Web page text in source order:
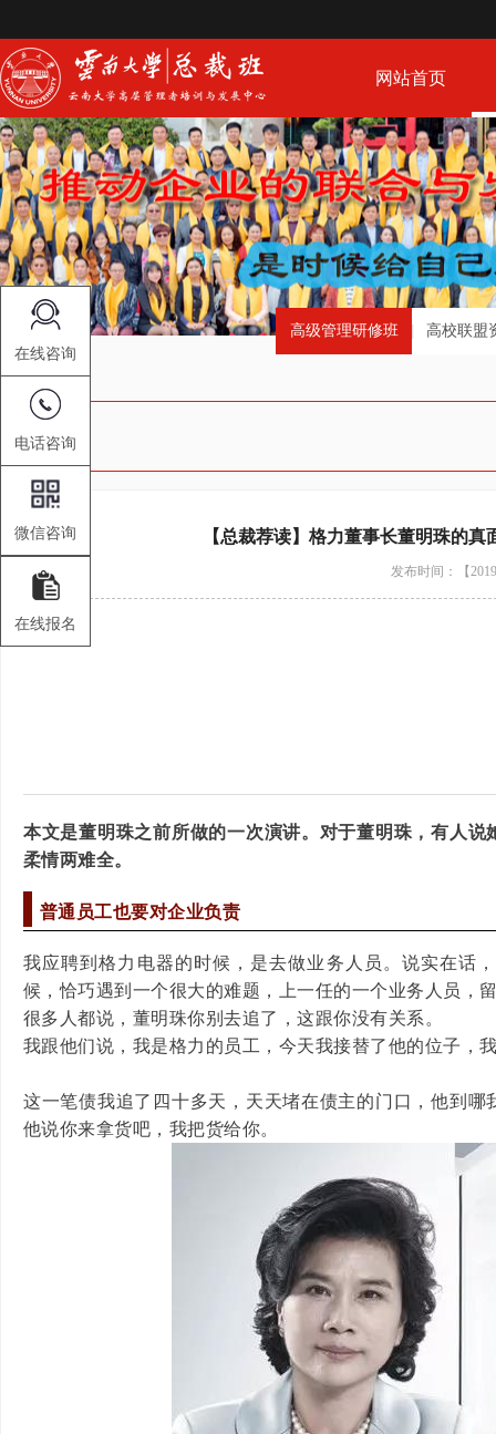
网站首页
高级管理研修班 高校联盟
新闻
【总裁荐读】格力董事长董明珠的
发布时间：【
本文是董明珠之前所做的一次演讲。对于董明珠，有人
柔情两难全。
普通员工也要对企业负责
我应聘到格力电器的时候，是去做业务人员。说实在话
候，恰巧遇到一个很大的难题，上一任的一个业务人员，
很多人都说，董明珠你别去追了，这跟你没有关系。
我跟他们说，我是格力的员工，今天我接替了他的位子，
这一笔债我追了四十多天，天天堵在债主的门口，他到
他说你来拿货吧，我把货给你。
在线咨询
电话咨询
微信咨询
在线报名